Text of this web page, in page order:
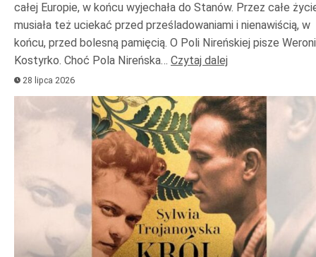
całej Europie, w końcu wyjechała do Stanów. Przez całe
musiała też uciekać przed prześladowaniami i nienawiścią, w
końcu, przed bolesną pamięcią. O Poli Nireńskiej pisze
Kostyrko. Choć Pola Nireńska… Czytaj dalej
28 lipca 2026
plików
dźwiękowych